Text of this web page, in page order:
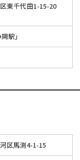
東千代田1-15-20
駅」
区馬渕4-1-15